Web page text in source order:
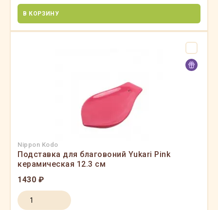
В КОРЗИНУ
Nippon Kodo
Подставка для благовоний Yukari Pink
керамическая 12.3 см
1430 ₽